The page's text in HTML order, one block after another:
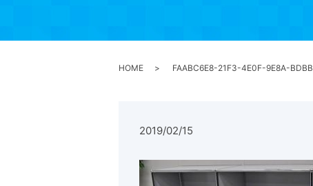
HOME FAABC6E8-21F3-4E0F-9E8A-
2019/02/15